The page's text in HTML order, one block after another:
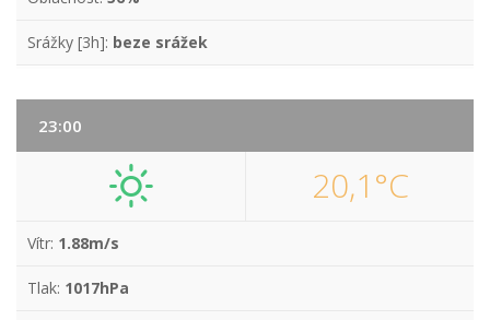
Srážky [3h]: beze srážek
23:00
20,1°C
Vítr: 1.88m/s
Tlak: 1017hPa